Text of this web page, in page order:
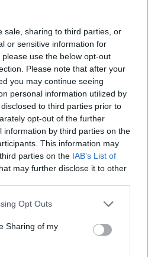
sale, sharing to third parties, or
or sensitive information for
use the below opt-out
Please note that after your
you may continue seeing
personal information utilized by
to third parties prior to
opt-out of the further
information by third parties on the
This information may
parties on the IAB’s List of
may further disclose it to other
app uses one or more Google
behaviour. You may click to
and its third-party tags to
purposes in below Google
Opt Outs
Sharing of my
okmányokat.
kettőt. Egy balett
OKJ-s bizonyítványt
Egyetem diplomája és a
ehhez a pozícióhoz kell. Én